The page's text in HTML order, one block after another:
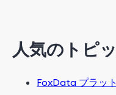
人気のトピ
FoxData プラッ